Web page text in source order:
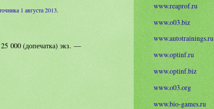
1 августа 2013.
25 000 (допечатка) экз. —
www.reaprof.ru
www.o03.biz
www.autotrainings.ru
www.optinf.ru
www.optinf.biz
www.o03.org
www.bio-games.ru